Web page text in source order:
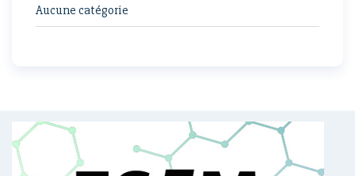
Aucune catégorie